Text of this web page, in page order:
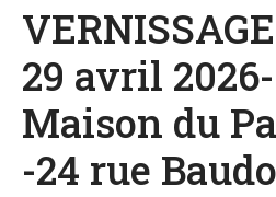
29 avril
Maison du
-24 rue